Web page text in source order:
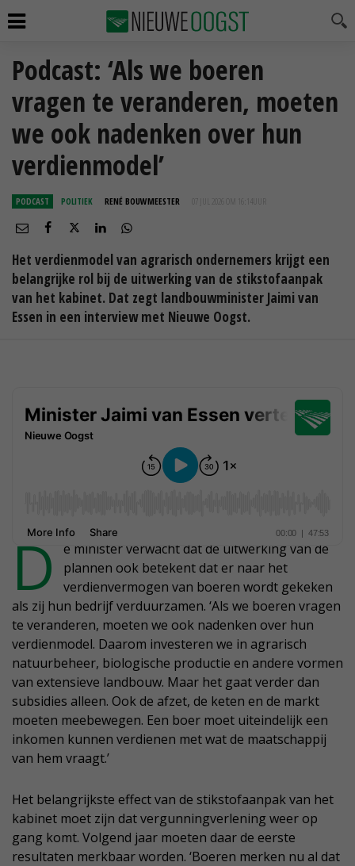
Podcast: ‘Als we boeren
vragen te veranderen, moeten
we ook nadenken over hun
verdienmodel’
PODCAST POLITIEK RENÉ BOUWMEESTER 07 JUL 2026 OM 16:14
Het verdienmodel van agrarisch ondernemers krijgt een
belangrijke rol bij de uitwerking van de stikstofaanpak
van het kabinet. Dat zegt landbouwminister Jaimi van
Essen in een interview met Nieuwe Oogst.
D
e minister verwacht dat de uitwerking van de
plannen ook betekent dat er naar het
verdienvermogen van boeren wordt gekeken
als zij hun bedrijf verduurzamen. ‘Als we boeren vragen
te veranderen, moeten we ook nadenken over hun
verdienmodel. Daarom investeren we in agrarisch
natuurbeheer, biologische productie en andere vormen
van extensieve landbouw. Maar het gaat verder dan
subsidies alleen. Ook de afzet, de keten en de markt
moeten meebewegen. Een boer moet uiteindelijk een
inkomen kunnen verdienen met wat de maatschappij
van hem vraagt.’
Het belangrijkste effect van de stikstofaanpak van het
kabinet moet zijn dat vergunningverlening weer op
gang komt. Volgend jaar moeten daar de eerste
resultaten merkbaar worden. ‘Boeren merken nu al dat